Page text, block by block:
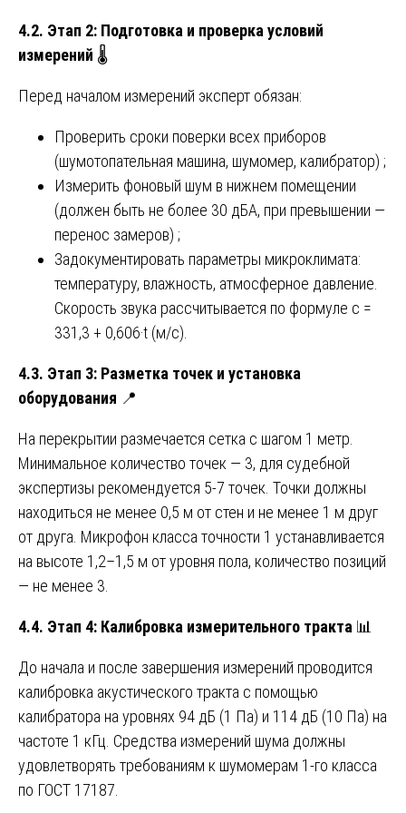
4.2. Этап 2: Подготовка и проверка условий
измерений 🌡️
Перед началом измерений эксперт обязан:
Проверить сроки поверки всех приборов
(шумотопательная машина, шумомер, калибратор) ;
Измерить фоновый шум в нижнем помещении
(должен быть не более 30 дБА, при превышении —
перенос замеров) ;
Задокументировать параметры микроклимата:
температуру, влажность, атмосферное давление.
Скорость звука рассчитывается по формуле c =
331,3 + 0,606·t (м/с).
4.3. Этап 3: Разметка точек и установка
оборудования 📍
На перекрытии размечается сетка с шагом 1 метр.
Минимальное количество точек — 3, для судебной
экспертизы рекомендуется 5-7 точек. Точки должны
находиться не менее 0,5 м от стен и не менее 1 м друг
от друга. Микрофон класса точности 1 устанавливается
на высоте 1,2–1,5 м от уровня пола, количество позиций
— не менее 3.
4.4. Этап 4: Калибровка измерительного тракта 📊
До начала и после завершения измерений проводится
калибровка акустического тракта с помощью
калибратора на уровнях 94 дБ (1 Па) и 114 дБ (10 Па) на
частоте 1 кГц. Средства измерений шума должны
удовлетворять требованиям к шумомерам 1-го класса
по ГОСТ 17187.